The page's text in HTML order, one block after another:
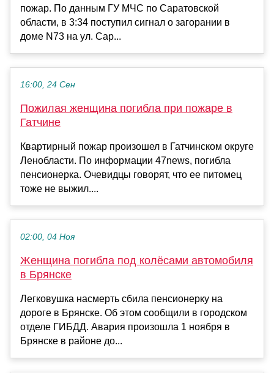
пожар. По данным ГУ МЧС по Саратовской
области, в 3:34 поступил сигнал о загорании в
доме N73 на ул. Сар...
16:00, 24 Сен
Пожилая женщина погибла при пожаре в
Гатчине
Квартирный пожар произошел в Гатчинском округе
Ленобласти. По информации 47news, погибла
пенсионерка. Очевидцы говорят, что ее питомец
тоже не выжил....
02:00, 04 Ноя
Женщина погибла под колёсами автомобиля
в Брянске
Легковушка насмерть сбила пенсионерку на
дороге в Брянске. Об этом сообщили в городском
отделе ГИБДД. Авария произошла 1 ноября в
Брянске в районе до...